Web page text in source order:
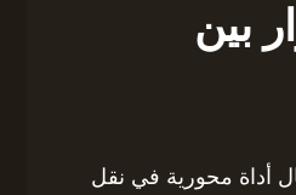
بين
أداة محورية في نقل